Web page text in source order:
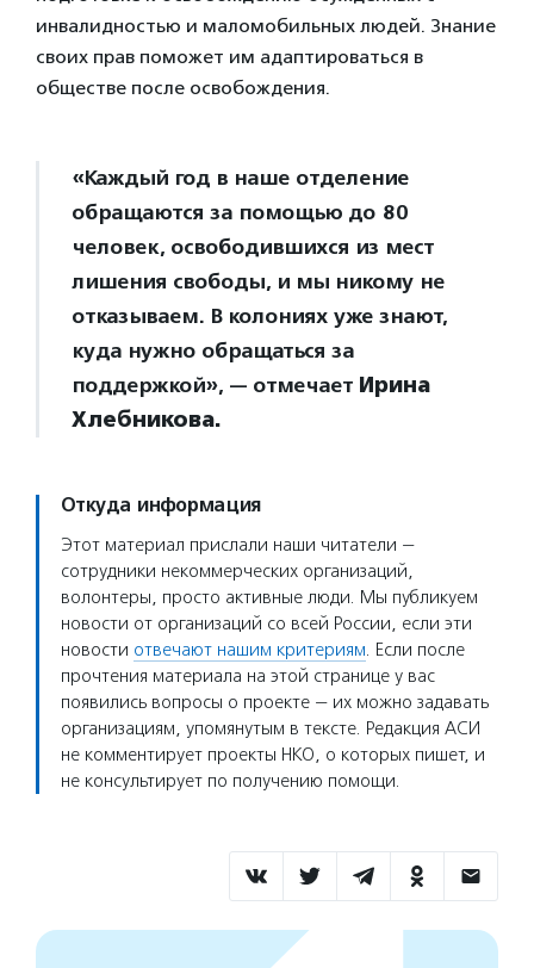
инвалидностью и маломобильных людей. Знание
своих прав поможет им адаптироваться в
обществе после освобождения.
«Каждый год в наше отделение
обращаются за помощью до 80
человек, освободившихся из мест
лишения свободы, и мы никому не
отказываем. В колониях уже знают,
куда нужно обращаться за
поддержкой», — отмечает Ирина
Хлебникова.
Откуда информация
Этот материал прислали наши читатели —
сотрудники некоммерческих организаций,
волонтеры, просто активные люди. Мы публикуем
новости от организаций со всей России, если эти
новости отвечают нашим критериям. Если после
прочтения материала на этой странице у вас
появились вопросы о проекте — их можно задавать
организациям, упомянутым в тексте. Редакция АСИ
не комментирует проекты НКО, о которых пишет, и
не консультирует по получению помощи.